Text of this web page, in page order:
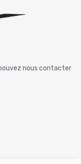
nous contacter